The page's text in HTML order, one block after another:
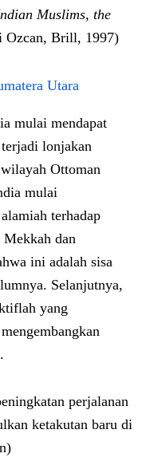
Muslims, the
Ozcan, Brill, 1997)
Utara
mulai mendapat
lonjakan
Ottoman
mulai
terhadap
Mekkah dan
ini adalah sisa
Selanjutnya,
yang
perjalanan
ketakutan baru di